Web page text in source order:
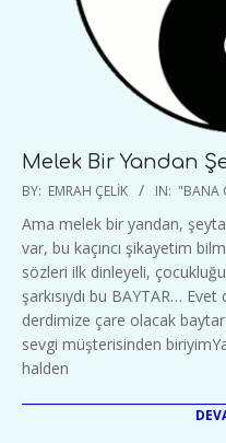
Melek Bir Yandan
2020-
09
BY: EMRAH ÇELIK IN: "BANA
Ama melek bir yandan,
var, bu kaçıncı şikayetim
sözleri ilk dinleyeli,
şarkısıydı bu BAYTAR…
derdimize çare olacak
sevgi müşterisinden
halden